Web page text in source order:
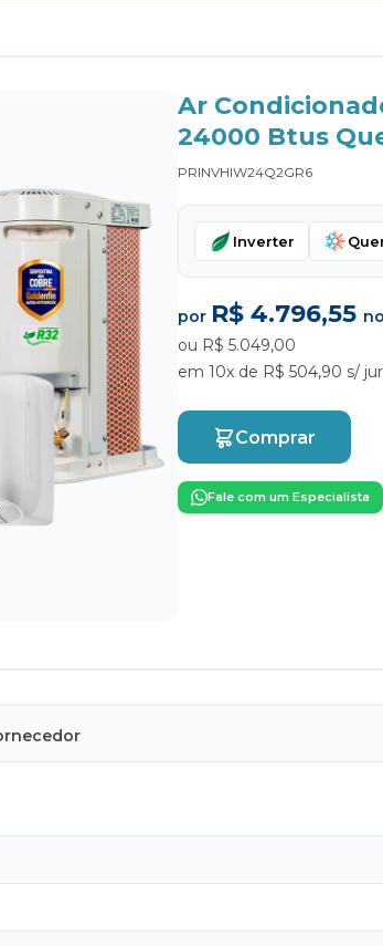
Ar
24000 Btus
PRINVHIW24Q2GR6
Inverter
por R$ 4.796,55
ou R$ 5.049,00
em 10x de R$ 504,90 s/
Comprar
Fale com um Especialista